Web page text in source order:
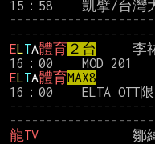
ELTA體育 ２台
李
ELTA體育MAX8
龍TV
鄒